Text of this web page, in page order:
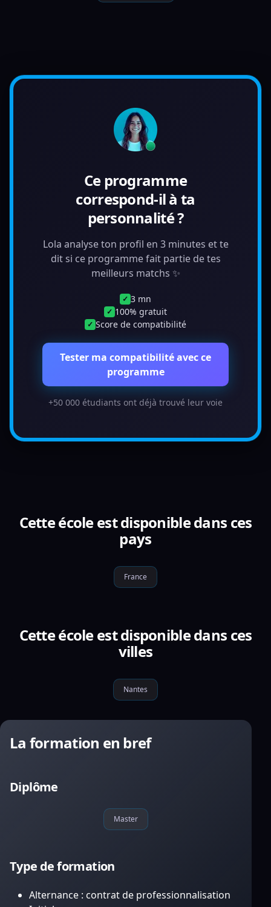
Ce programme
correspond-il à ta
personnalité ?
Lola analyse ton profil en 3 minutes et te
dit si ce programme fait partie de tes
meilleurs matchs ✨
✓ 3 mn
✓ 100% gratuit
✓ Score de compatibilité
Tester ma compatibilité avec ce
programme
+50 000 étudiants ont déjà trouvé leur voie
Cette école est disponible dans ces
pays
France
Cette école est disponible dans ces
villes
Nantes
La formation en bref
Diplôme
Master
Type de formation
Alternance : contrat de professionnalisation